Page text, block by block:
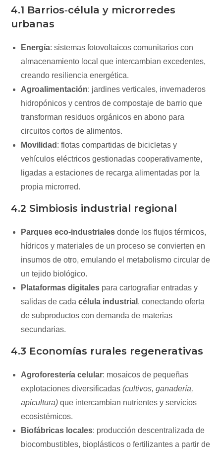
4.1 Barrios‑célula y microrredes
urbanas
Energía: sistemas fotovoltaicos comunitarios con
almacenamiento local que intercambian excedentes,
creando resiliencia energética.
Agroalimentación: jardines verticales, invernaderos
hidropónicos y centros de compostaje de barrio que
transforman residuos orgánicos en abono para
circuitos cortos de alimentos.
Movilidad : flotas compartidas de bicicletas y
vehículos eléctricos gestionadas cooperativamente,
ligadas a estaciones de recarga alimentadas por la
propia microrred.
4.2 Simbiosis industrial regional
Parques eco‑industriales donde los flujos térmicos,
hídricos y materiales de un proceso se convierten en
insumos de otro, emulando el metabolismo circular de
un tejido biológico.
Plataformas digitales para cartografiar entradas y
salidas de cadacélula industrial , conectando oferta
de subproductos con demanda de materias
secundarias.
4.3 Economías rurales regenerativas
Agroforestería celular: mosaicos de pequeñas
explotaciones diversificadas(cultivos, ganadería,
apicultura)que intercambian nutrientes y servicios
ecosistémicos.
Biofábricas locales: producción descentralizada de
biocombustibles, bioplásticos o fertilizantes a partir de